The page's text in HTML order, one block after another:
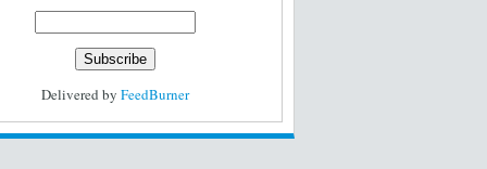
Delivered by FeedBurner